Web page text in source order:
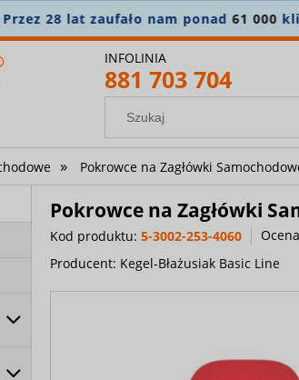
Załóż konto i zapisz się do
INFOLINIA
881 703 704
» Pokrowce na Zagłówki
Pokrowce na Zagłówki
Kod produktu: 5-3002-253-4060
Producent: Kegel-Błażusiak Basic Line